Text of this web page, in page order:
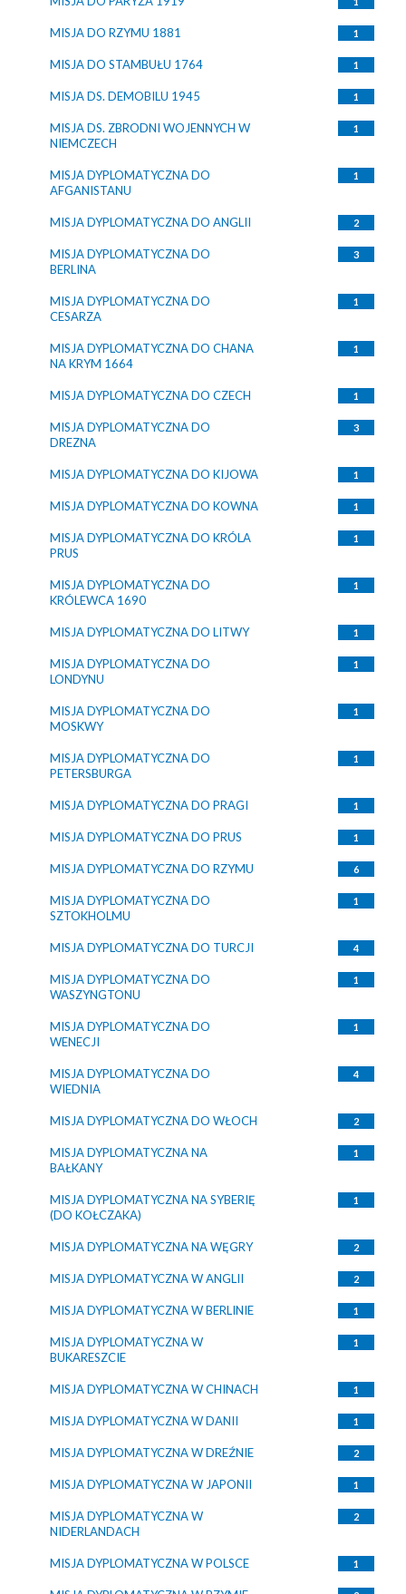
MISJA DO RZYMU 1881 1
MISJA DO STAMBUŁU 1764 1
MISJA DS. DEMOBILU 1945 1
MISJA DS. ZBRODNI WOJENNYCH W
NIEMCZECH
1
MISJA DYPLOMATYCZNA DO
AFGANISTANU
1
MISJA DYPLOMATYCZNA DO ANGLII 2
MISJA DYPLOMATYCZNA DO
BERLINA
3
MISJA DYPLOMATYCZNA DO
CESARZA
1
MISJA DYPLOMATYCZNA DO CHANA
NA KRYM 1664
1
MISJA DYPLOMATYCZNA DO CZECH 1
MISJA DYPLOMATYCZNA DO
DREZNA
3
MISJA DYPLOMATYCZNA DO KIJOWA 1
MISJA DYPLOMATYCZNA DO KOWNA 1
MISJA DYPLOMATYCZNA DO KRÓLA
PRUS
1
MISJA DYPLOMATYCZNA DO
KRÓLEWCA 1690
1
MISJA DYPLOMATYCZNA DO LITWY 1
MISJA DYPLOMATYCZNA DO
LONDYNU
1
MISJA DYPLOMATYCZNA DO
MOSKWY
1
MISJA DYPLOMATYCZNA DO
PETERSBURGA
1
MISJA DYPLOMATYCZNA DO PRAGI 1
MISJA DYPLOMATYCZNA DO PRUS 1
MISJA DYPLOMATYCZNA DO RZYMU 6
MISJA DYPLOMATYCZNA DO
SZTOKHOLMU
1
MISJA DYPLOMATYCZNA DO TURCJI 4
MISJA DYPLOMATYCZNA DO
WASZYNGTONU
1
MISJA DYPLOMATYCZNA DO
WENECJI
1
MISJA DYPLOMATYCZNA DO
WIEDNIA
4
MISJA DYPLOMATYCZNA DO WŁOCH 2
MISJA DYPLOMATYCZNA NA
BAŁKANY
1
MISJA DYPLOMATYCZNA NA SYBERIĘ
(DO KOŁCZAKA)
1
MISJA DYPLOMATYCZNA NA WĘGRY 2
MISJA DYPLOMATYCZNA W ANGLII 2
MISJA DYPLOMATYCZNA W BERLINIE 1
MISJA DYPLOMATYCZNA W
BUKARESZCIE
1
MISJA DYPLOMATYCZNA W CHINACH 1
MISJA DYPLOMATYCZNA W DANII 1
MISJA DYPLOMATYCZNA W DREŹNIE 2
MISJA DYPLOMATYCZNA W JAPONII 1
MISJA DYPLOMATYCZNA W
NIDERLANDACH
2
MISJA DYPLOMATYCZNA W POLSCE 1